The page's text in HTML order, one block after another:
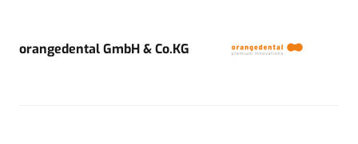
orangedental GmbH & Co.KG